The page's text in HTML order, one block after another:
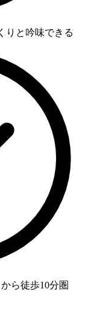
りと吟味できる
ら徒歩10分圏